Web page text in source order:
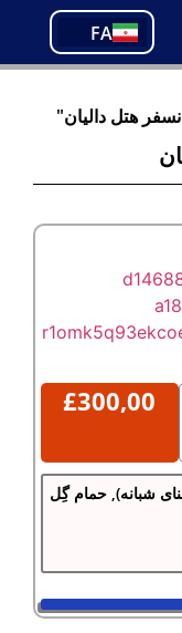
FA
PT
TR
هتل دالیان"
£300,00
شبانه), حمام گِل